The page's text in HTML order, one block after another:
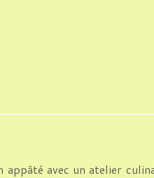
avec un atelier